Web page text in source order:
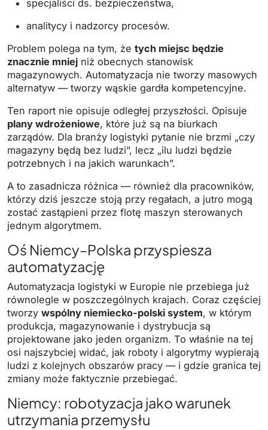
specjaliści ds. bezpieczeństwa,
analitycy i nadzorcy procesów.
Problem polega na tym, że tych miejsc będzie
znacznie mniej niż obecnych stanowisk
magazynowych. Automatyzacja nie tworzy masowych
alternatyw — tworzy wąskie gardła kompetencyjne.
Ten raport nie opisuje odległej przyszłości. Opisuje
plany wdrożeniowe, które już są na biurkach
zarządów. Dla branży logistyki pytanie nie brzmi „czy
magazyny będą bez ludzi”, lecz „ilu ludzi będzie
potrzebnych i na jakich warunkach”.
A to zasadnicza różnica — również dla pracowników,
którzy dziś jeszcze stoją przy regałach, a jutro mogą
zostać zastąpieni przez flotę maszyn sterowanych
jednym algorytmem.
Oś Niemcy–Polska przyspiesza
automatyzację
Automatyzacja logistyki w Europie nie przebiega już
równolegle w poszczególnych krajach. Coraz częściej
tworzy wspólny niemiecko-polski system, w którym
produkcja, magazynowanie i dystrybucja są
projektowane jako jeden organizm. To właśnie na tej
osi najszybciej widać, jak roboty i algorytmy wypierają
ludzi z kolejnych obszarów pracy — i gdzie granica tej
zmiany może faktycznie przebiegać.
Niemcy: robotyzacja jako warunek
utrzymania przemysłu